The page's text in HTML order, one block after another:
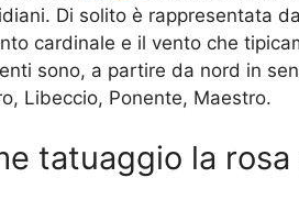
Di solito è rappresentata
cardinale e il vento che
sono, a partire da nord in
Libeccio, Ponente, Maestro.
tatuaggio la